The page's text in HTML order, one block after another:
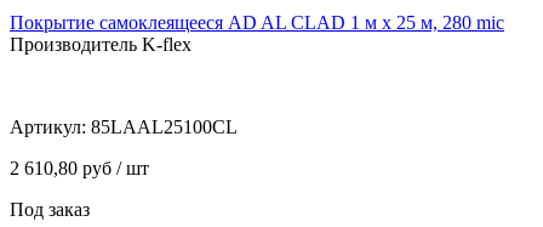
Покрытие самоклеящееся AD AL CLAD 1 м х 25 м, 280 mic
Производитель K-flex
Артикул: 85LAAL25100CL
2 610,80 руб / шт
Под заказ